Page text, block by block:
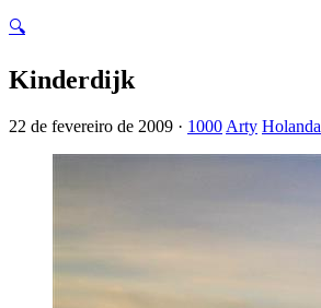
🔍
Kinderdijk
22 de fevereiro de 2009 · 1000 Arty Holanda